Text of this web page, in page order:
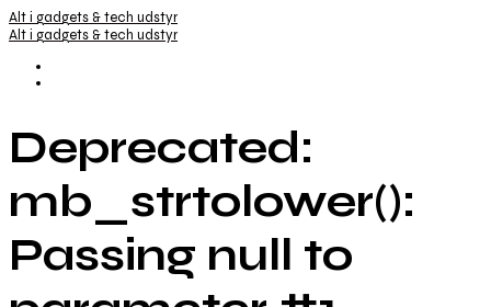
Alt i gadgets & tech udstyr
Alt i gadgets & tech udstyr
Deprecated:
mb_strtolower():
Passing null to